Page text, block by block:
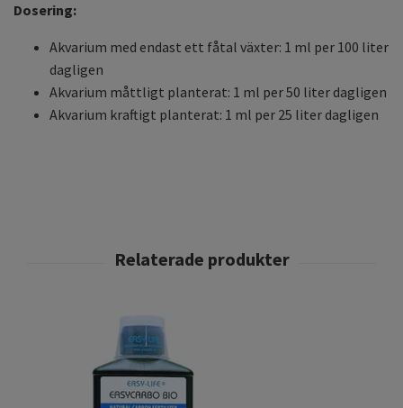
Dosering:
Akvarium med endast ett fåtal växter: 1 ml per 100 liter
dagligen
Akvarium måttligt planterat: 1 ml per 50 liter dagligen
Akvarium kraftigt planterat: 1 ml per 25 liter dagligen